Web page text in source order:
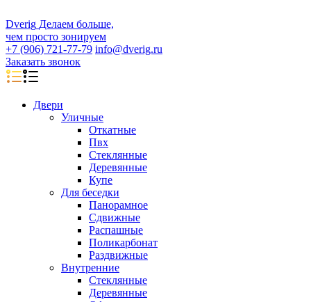
Dverig Делаем больше,
чем просто зонируем
+7 (906) 721-77-79 info@dverig.ru
Заказать звонок
Двери
Уличные
Откатные
Пвх
Стеклянные
Деревянные
Купе
Для беседки
Панорамное
Сдвижные
Распашные
Поликарбонат
Раздвижные
Внутренние
Стеклянные
Деревянные